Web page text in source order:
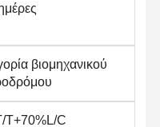
βιομηχανικού
T+70%L/C